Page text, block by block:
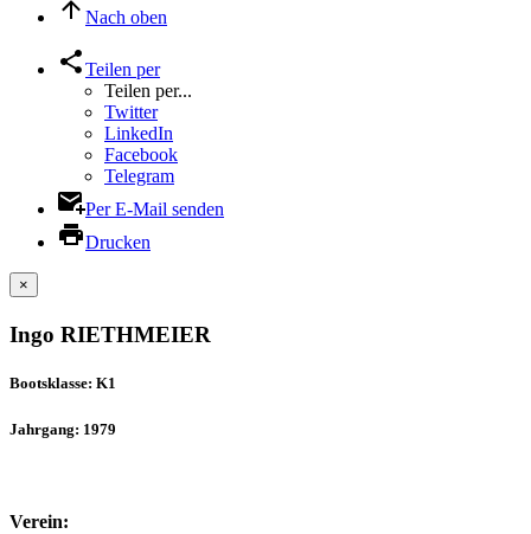
Nach oben
Teilen per
Teilen per...
Twitter
LinkedIn
Facebook
Telegram
Per E-Mail senden
Drucken
×
Ingo RIETHMEIER
Bootsklasse: K1
Jahrgang: 1979
Verein: